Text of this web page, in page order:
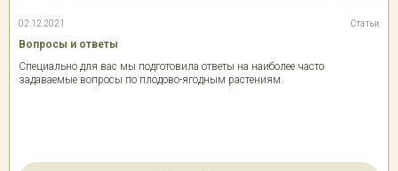
02.12.2021 Статьи
Вопросы и ответы
Специально для вас мы подготовила ответы на наиболее часто
задаваемые вопросы по плодово-ягодным растениям.